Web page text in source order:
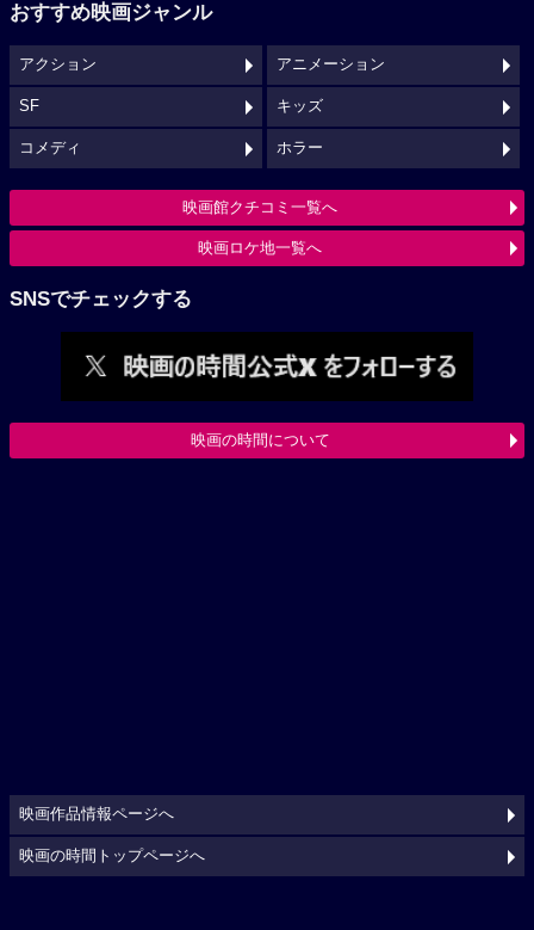
おすすめ映画ジャンル
アクション アニメーション
SF キッズ
コメディ ホラー
映画館クチコミ一覧へ
映画ロケ地一覧へ
SNSでチェックする
映画の時間について
映画作品情報ページへ
映画の時間トップページへ